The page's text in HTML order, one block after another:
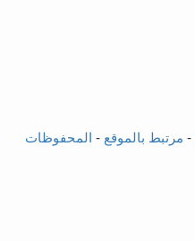
- مرتبط بالموقع - المحفوظات